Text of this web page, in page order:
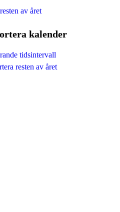
av året
kalender
tidsintervall
resten av året